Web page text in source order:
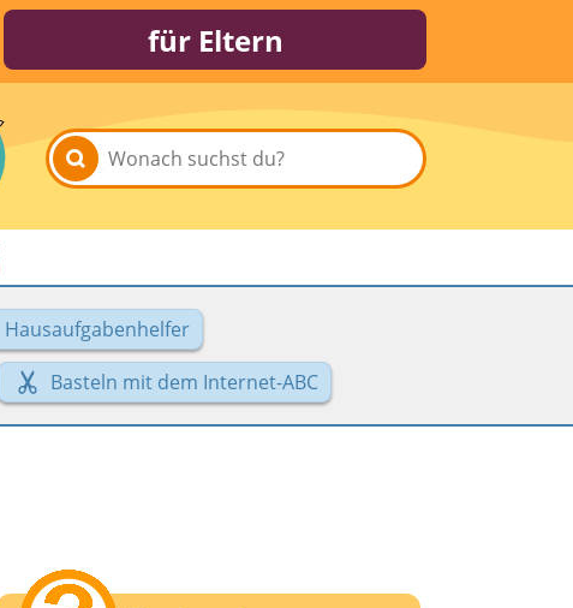
für Eltern
Hausaufgabenhelfer
Basteln mit dem Internet-ABC